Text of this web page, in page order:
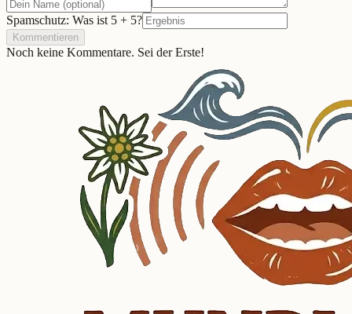
Spamschutz: Was ist 5 + 5?
Kommentieren
Noch keine Kommentare. Sei der Erste!